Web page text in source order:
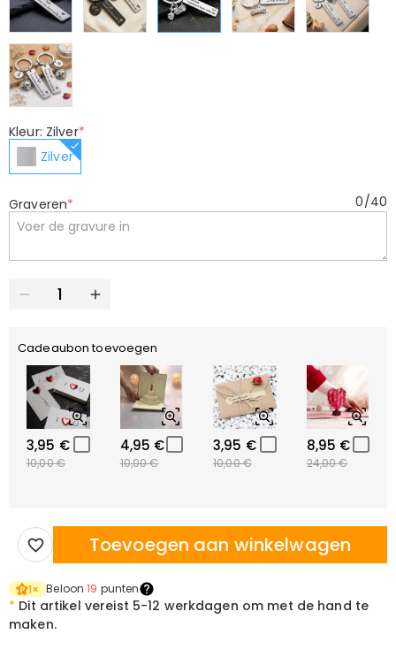
Kleur: Zilver*
Zilver
Graveren* 0/40
Cadeaubon toevoegen
3,95 €
10,00 €
4,95 €
10,00 €
3,95 €
10,00 €
8,95 €
24,00 €
Toevoegen aan winkelwagen
1× Beloon19 punten
* Dit artikel vereist 5-12 werkdagen om met de hand te
maken.